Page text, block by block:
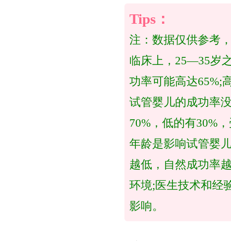
注：数据仅供参考
临床上，25—35岁
功率可能高达65%;
试管婴儿的成功率
70%，低的有30%
年龄是影响试管婴
越低，自然成功率
环境;医生技术和经
影响。